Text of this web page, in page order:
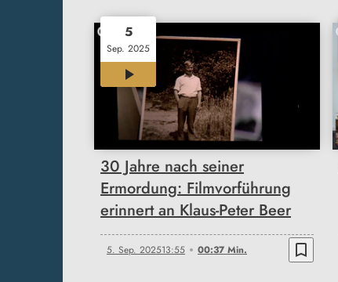
5
Sep. 2025
00:37
30 Jahre nach seiner
Ermordung: Filmvorführung
erinnert an Klaus-Peter Beer
5. Sep. 202513:55 00:37 Min. bookmark_border